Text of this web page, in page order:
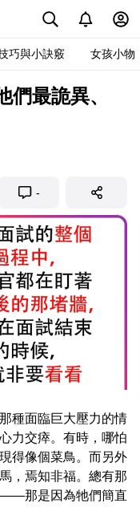
巧與小訣竅 女孩小物
最詭異、
-
種面臨巨大壓力的情
力交瘁。有時，哪怕
得像個菜鳥。而另外
，焉知非福。總有那
——那是因為牠們簡直